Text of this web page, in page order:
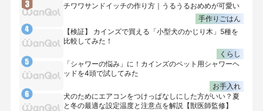
チワワサンドイッチの作り方｜うるうるおめめが可愛い
手作りごはん
【検証】 カインズで買える「小型犬のかじり木」5種を
比較してみた！
くらし
「シャワーの悩み」に！カインズのペット用シャワーヘ
ッドを4頭で試してみた
お手入れ
犬のためにエアコンをつけっぱなしにした方がいい？夏
と冬の最適な設定温度と注意点を解説【獣医師監修】